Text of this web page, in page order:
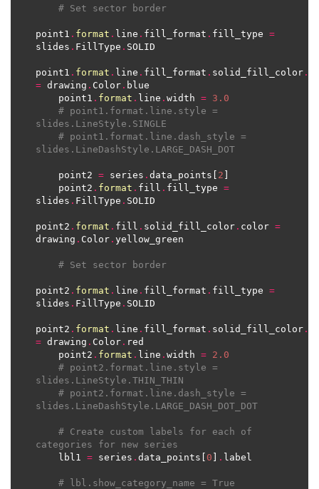
# Set sector border
point1 . format . line . fill_format . fill_type =
slides . FillType .
point1 . format . line . fill_format . solid_fill_color .
= drawing . Color .
    point1
. format . line . width = 3.0
# point1.format.line.style =
slides.LineStyle.SINGLE
# point1.format.line.dash_style =
slides.LineDashStyle.LARGE_DASH_DOT
    point2
= series . data_points[ 2
    point2
. format . fill . fill_type =
slides . FillType .
point2 . format . fill . solid_fill_color . color =
drawing . Color .
# Set sector border
point2 . format . line . fill_format . fill_type =
slides . FillType .
point2 . format . line . fill_format . solid_fill_color .
= drawing . Color .
    point2
. format . line . width = 2.0
# point2.format.line.style =
slides.LineStyle.THIN_THIN
# point2.format.line.dash_style =
slides.LineDashStyle.LARGE_DASH_DOT_DOT
# Create custom labels for each of
categories for new series
    lbl1
= series . data_points[ 0 .
# lbl.show_category_name = True